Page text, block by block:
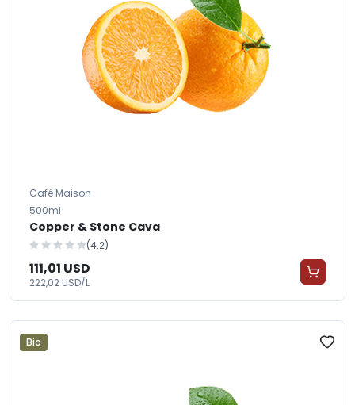
Café Maison
500ml
Copper & Stone Cava
(4.2)
111,01 USD
222,02 USD/L
Bio